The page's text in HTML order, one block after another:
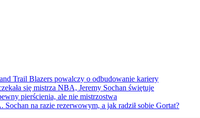
Trail Blazers powalczy o odbudowanie kariery
się mistrza NBA, Jeremy Sochan świętuje
pierścienia, ale nie mistrzostwa
na razie rezerwowym, a jak radził sobie Gortat?